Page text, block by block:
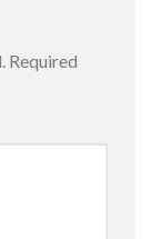
Required